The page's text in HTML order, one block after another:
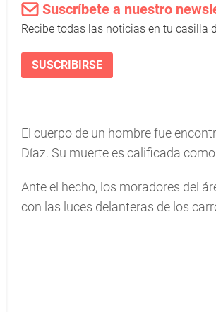
Suscríbete a nuestro
Recibe todas las noticias en tu casilla
SUSCRIBIRSE
El cuerpo de un hombre fue
Díaz. Su muerte es calificada
Ante el hecho, los moradores del
con las luces delanteras de los